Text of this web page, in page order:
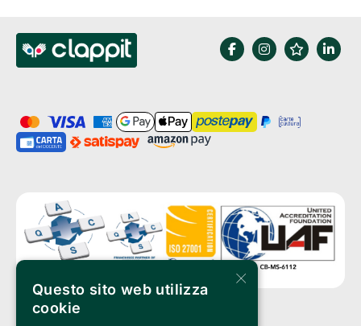
×
Questo sito web utilizza
cookie